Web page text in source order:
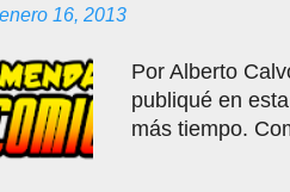
superhéroes.
ser en un
enero 16, 2013
Por Alberto
publiqué en
más tiempo.
una historia